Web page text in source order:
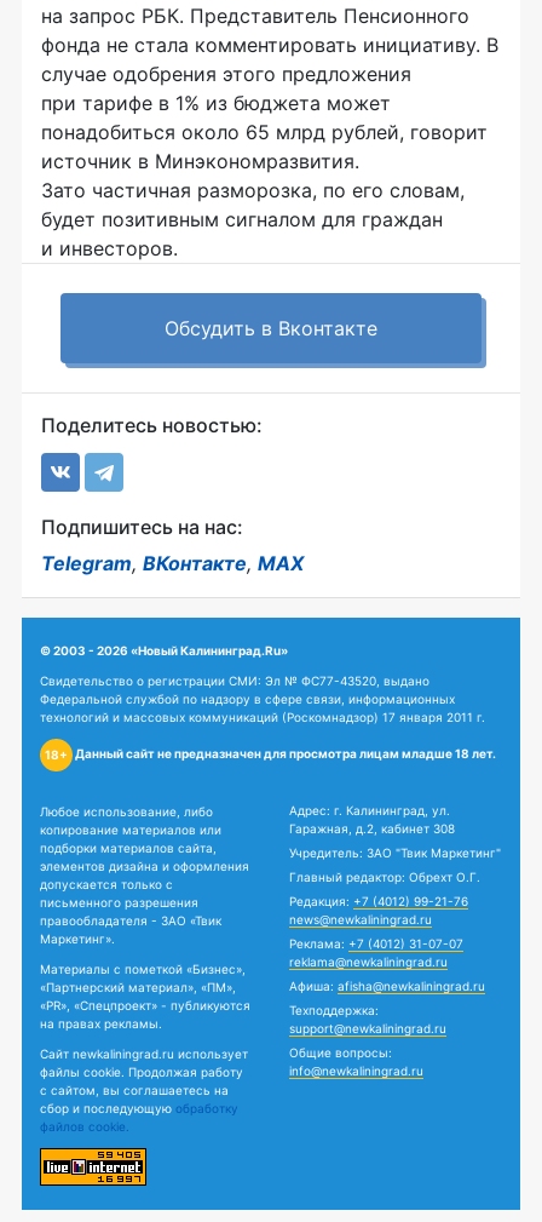
на запрос РБК. Представитель Пенсионного
фонда не стала комментировать инициативу. В
случае одобрения этого предложения
при тарифе в 1% из бюджета может
понадобиться около 65 млрд рублей, говорит
источник в Минэкономразвития.
Зато частичная разморозка, по его словам,
будет позитивным сигналом для граждан
и инвесторов.
Обсудить в Вконтакте
Поделитесь новостью:
Подпишитесь на нас:
Telegram, ВКонтакте, MAX
© 2003 - 2026 «Новый Калининград.Ru»
Свидетельство о регистрации СМИ: Эл № ФС77-43520, выдано
Федеральной службой по надзору в сфере связи, информационных
технологий и массовых коммуникаций (Роскомнадзор) 17 января 2011 г.
18+ Данный сайт не предназначен для просмотра лицам младше 18 лет.
Любое использование, либо
копирование материалов или
подборки материалов сайта,
элементов дизайна и оформления
допускается только с
письменного разрешения
правообладателя - ЗАО «Твик
Маркетинг».
Материалы с пометкой «Бизнес»,
«Партнерский материал», «ПМ»,
«PR», «Спецпроект» - публикуются
на правах рекламы.
Сайт newkaliningrad.ru использует
файлы cookie. Продолжая работу
с сайтом, вы соглашаетесь на
сбор и последующую обработку
файлов cookie.
Адрес: г. Калининград, ул.
Гаражная, д.2, кабинет 308
Учредитель: ЗАО "Твик Маркетинг"
Главный редактор: Обрехт О.Г.
Редакция: +7 (4012) 99-21-76
news@newkaliningrad.ru
Реклама: +7 (4012) 31-07-07
reklama@newkaliningrad.ru
Афиша: afisha@newkaliningrad.ru
Техподдержка:
support@newkaliningrad.ru
Общие вопросы:
info@newkaliningrad.ru